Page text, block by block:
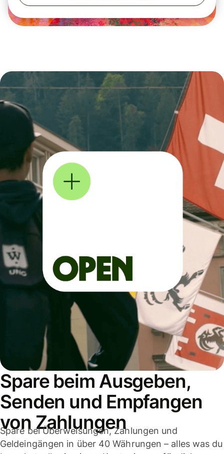
Spare beim Ausgeben,
Senden und Empfangen
von Zahlungen
Spare bei Überweisungen, Zahlungen und
Geldeingängen in über 40 Währungen – alles was du